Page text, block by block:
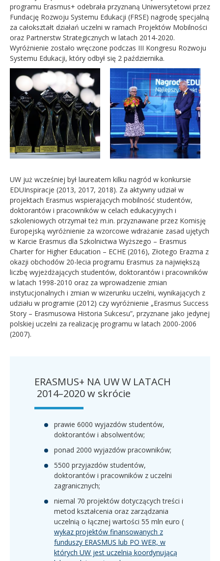
programu Erasmus+ odebrała przyznaną Uniwersytetowi przez
Fundację Rozwoju Systemu Edukacji (FRSE) nagrodę specjalną
za całokształt działań uczelni w ramach Projektów Mobilności
oraz Partnerstw Strategicznych w latach 2014-2020.
Wyróżnienie zostało wręczone podczas III Kongresu Rozwoju
Systemu Edukacji, który odbył się 2 października.
UW już wcześniej był laureatem kilku nagród w konkursie
EDUInspiracje (2013, 2017, 2018). Za aktywny udział w
projektach Erasmus wspierających mobilność studentów,
doktorantów i pracowników w celach edukacyjnych i
szkoleniowych otrzymał też m.in. przyznawane przez Komisję
Europejską wyróżnienie za wzorcowe wdrażanie zasad ujętych
w Karcie Erasmus dla Szkolnictwa Wyższego – Erasmus
Charter for Higher Education – ECHE (2016), Złotego Erazma z
okazji obchodów 20-lecia programu Erasmus za największą
liczbę wyjeżdżających studentów, doktorantów i pracowników
w latach 1998-2010 oraz za wprowadzenie zmian
instytucjonalnych i zmian w wizerunku uczelni, wynikających z
udziału w programie (2012) czy wyróżnienie „Erasmus Success
Story – Erasmusowa Historia Sukcesu”, przyznane jako jedynej
polskiej uczelni za realizację programu w latach 2000-2006
(2007).
ERASMUS+ NA UW W LATACH
2014–2020 w skrócie
prawie 6000 wyjazdów studentów,
doktorantów i absolwentów;
ponad 2000 wyjazdów pracowników;
5500 przyjazdów studentów,
doktorantów i pracowników z uczelni
zagranicznych;
niemal 70 projektów dotyczących treści i
metod kształcenia oraz zarządzania
uczelnią o łącznej wartości 55 mln euro (
wykaz projektów finansowanych z
funduszy ERASMUS lub PO WER, w
których UW jest uczelnią koordynującą